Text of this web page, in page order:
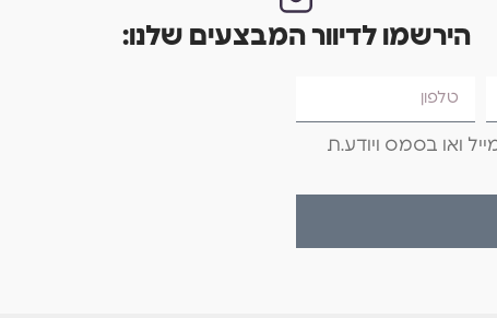
הירשמו לדיוור המבצעים שלנו:
ואו בסמס ויודע.ת